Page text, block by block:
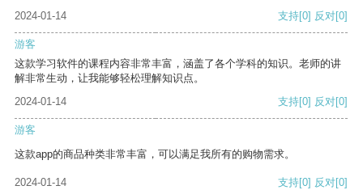
2024-01-14
支持[0] 反对[0]
游客
这款学习软件的课程内容非常丰富，涵盖了各个学科的知识。老师的讲
解非常生动，让我能够轻松理解知识点。
2024-01-14
支持[0] 反对[0]
游客
这款app的商品种类非常丰富，可以满足我所有的购物需求。
2024-01-14 支持[0] 反对[0]